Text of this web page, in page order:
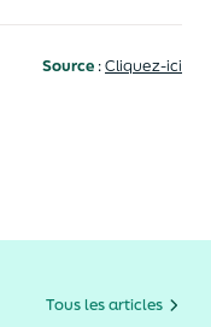
Source :Cliquez-ici
Tous les articles